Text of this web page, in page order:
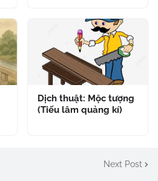
Dịch thuật: Mộc tượng
(Tiếu lâm quảng kí)
Next Post